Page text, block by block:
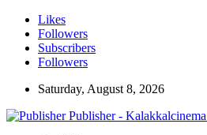
Likes
Followers
Subscribers
Followers
Saturday, August 8, 2026
Publisher -